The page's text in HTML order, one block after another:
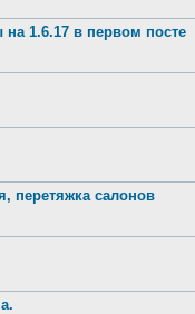
1.6.17 в первом посте
салонов